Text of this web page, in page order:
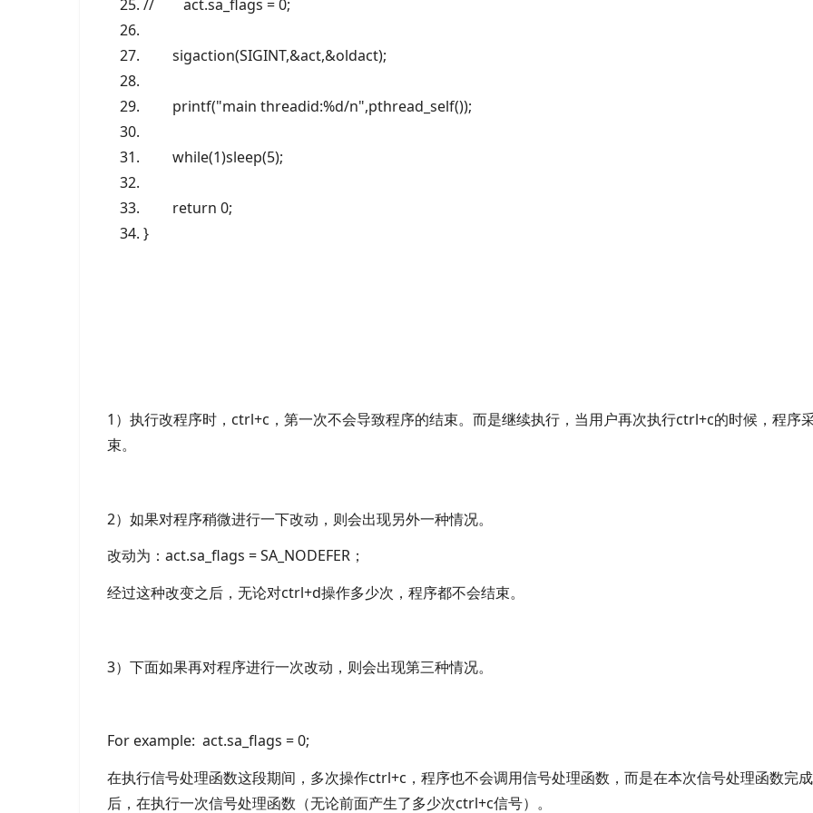
// act.sa_flags =0;
sigaction(SIGINT,&act,&oldact);
printf("main threadid:%d/n",pthread_self());
while(1)sleep(5);
return 0;
}
1）执行改程序时，ctrl+c，第一次不会导致程序的结束。而是继续执行，当用户再次执行ctrl+c的时候，程序
束。
2）如果对程序稍微进行一下改动，则会出现另外一种情况。
改动为：act.sa_flags = SA_NODEFER；
经过这种改变之后，无论对ctrl+d操作多少次，程序都不会结束。
3）下面如果再对程序进行一次改动，则会出现第三种情况。
For example: act.sa_flags = 0;
在执行信号处理函数这段期间，多次操作ctrl+c，程序也不会调用信号处理函数，而是在本次信号处理函数完
后，在执行一次信号处理函数（无论前面产生了多少次ctrl+c信号）。